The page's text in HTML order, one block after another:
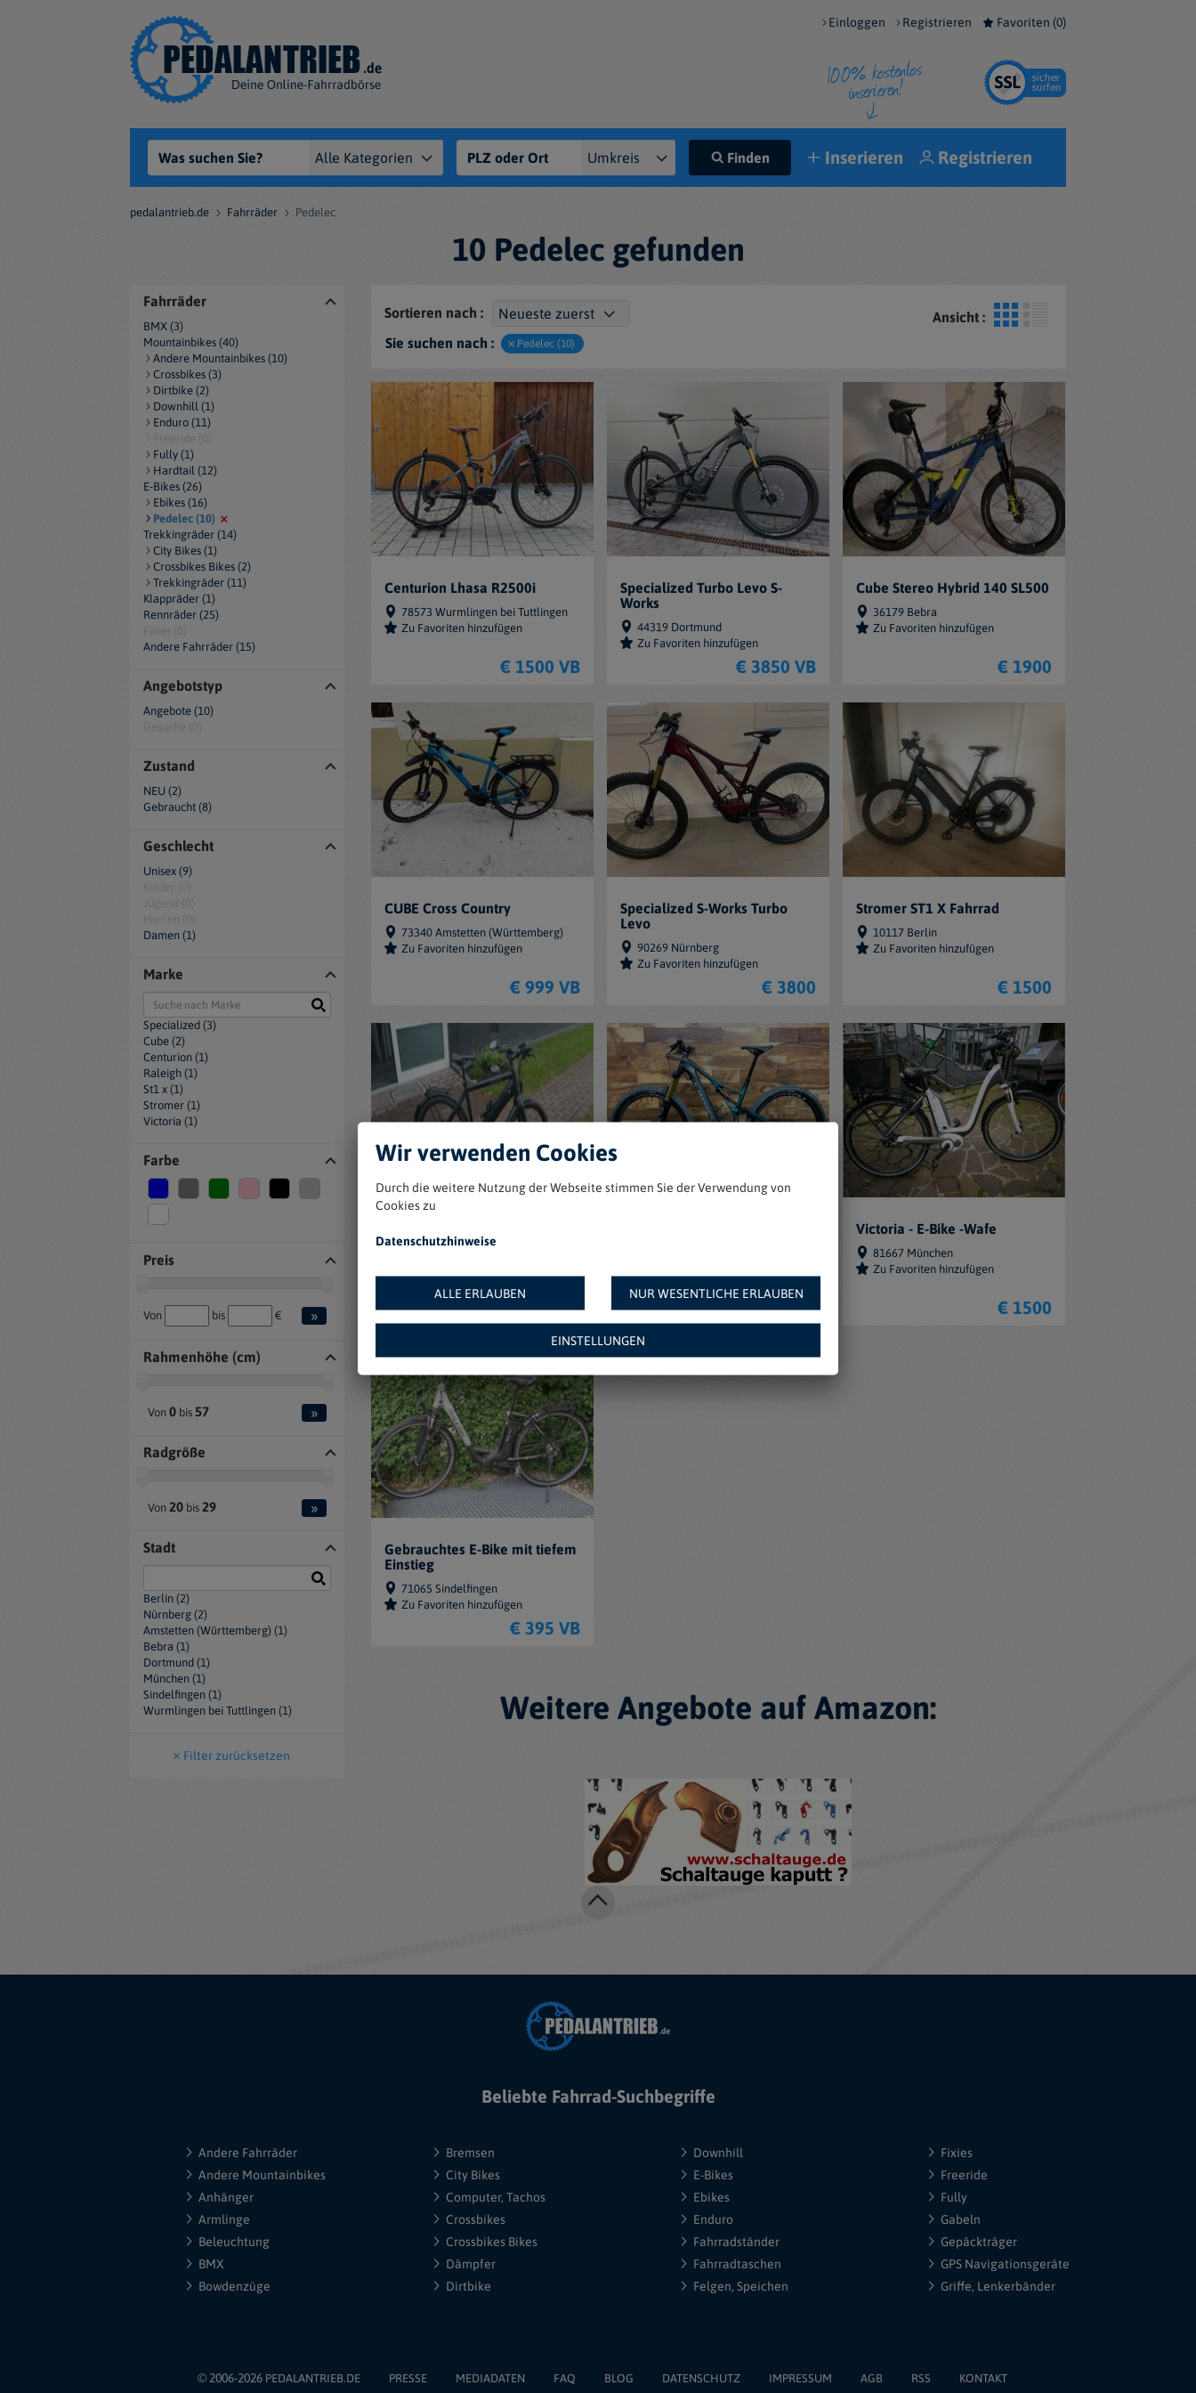
Einloggen Registrieren Favoriten (0)
Finden Inserieren Registrieren
pedalantrieb.de Fahrräder Pedelec
10 Pedelec gefunden
Fahrräder
BMX (3)
Mountainbikes (40)
Andere Mountainbikes (10)
Crossbikes (3)
Dirtbike (2)
Downhill (1)
Enduro (11)
Fully (1)
Hardtail (12)
E-Bikes (26)
Ebikes (16)
Pedelec (10)
Trekkingräder (14)
City Bikes (1)
Crossbikes Bikes (2)
Trekkingräder (11)
Klappräder (1)
Rennräder (25)
Andere Fahrräder (15)
Angebotstyp
Angebote (10)
Zustand
NEU (2)
Gebraucht (8)
Geschlecht
Unisex (9)
Damen (1)
Marke
Specialized (3)
Cube (2)
Centurion (1)
Raleigh (1)
St1 x (1)
Stromer (1)
Victoria (1)
Farbe
Preis
Von bis € »
Rahmenhöhe (cm)
Von 0 bis 57 »
Radgröße
Von 20 bis 29 »
Stadt
Berlin (2)
Nürnberg (2)
Amstetten (Württemberg) (1)
Bebra (1)
Dortmund (1)
München (1)
Sindelfingen (1)
Wurmlingen bei Tuttlingen (1)
Filter zurücksetzen
Sortieren nach :
Ansicht :
Sie suchen nach :
Pedelec (10)
Centurion Lhasa R2500i
78573 Wurmlingen bei Tuttlingen
Zu Favoriten hinzufügen
€ 1500 VB
Specialized Turbo Levo S-
Works
44319 Dortmund
Zu Favoriten hinzufügen
€ 3850 VB
Cube Stereo Hybrid 140 SL500
36179 Bebra
Zu Favoriten hinzufügen
€ 1900
CUBE Cross Country
73340 Amstetten (Württemberg)
Zu Favoriten hinzufügen
€ 999 VB
Specialized S-Works Turbo
Levo
90269 Nürnberg
Zu Favoriten hinzufügen
€ 3800
Stromer ST1 X Fahrrad
10117 Berlin
Zu Favoriten hinzufügen
€ 1500
€ 1500 € 2100
Victoria - E-Bike -Wafe
81667 München
Zu Favoriten hinzufügen
€ 1500
Gebrauchtes E-Bike mit tiefem
Einstieg
71065 Sindelfingen
Zu Favoriten hinzufügen
€ 395 VB
Weitere Angebote auf Amazon:
Beliebte Fahrrad-Suchbegriffe
Andere Fahrräder
Andere Mountainbikes
Anhänger
Armlinge
Beleuchtung
BMX
Bowdenzüge
Bremsen
City Bikes
Computer, Tachos
Crossbikes
Crossbikes Bikes
Dämpfer
Dirtbike
Downhill
E-Bikes
Ebikes
Enduro
Fahrradständer
Fahrradtaschen
Felgen, Speichen
Fixies
Freeride
Fully
Gabeln
Gepäckträger
GPS Navigationsgeräte
Griffe, Lenkerbänder
© 2006-2026 PEDALANTRIEB.DE PRESSE MEDIADATEN FAQ BLOG DATENSCHUTZ IMPRESSUM AGB RSS KONTAKT
Wir verwenden Cookies
Durch die weitere Nutzung der Webseite stimmen Sie der Verwendung von
Cookies zu
Datenschutzhinweise
ALLE ERLAUBEN NUR WESENTLICHE ERLAUBEN
EINSTELLUNGEN